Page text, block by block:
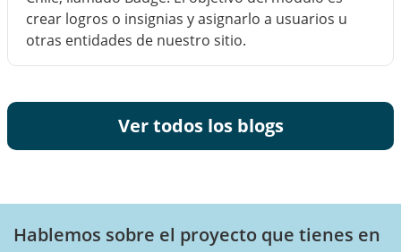
crear logros o insignias y asignarlo a usuarios u
otras entidades de nuestro sitio.
Ver todos los blogs
Hablemos sobre el proyecto que tienes en